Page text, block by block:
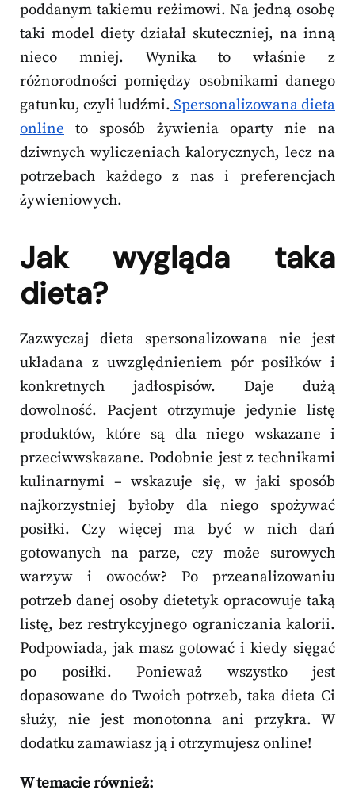
poddanym takiemu reżimowi. Na jedną osobę
taki model diety działał skuteczniej, na inną
nieco mniej. Wynika to właśnie z
różnorodności pomiędzy osobnikami danego
gatunku, czyli ludźmi. Spersonalizowana dieta
online to sposób żywienia oparty nie na
dziwnych wyliczeniach kalorycznych, lecz na
potrzebach każdego z nas i preferencjach
żywieniowych.
Jak wygląda taka
dieta?
Zazwyczaj dieta spersonalizowana nie jest
układana z uwzględnieniem pór posiłków i
konkretnych jadłospisów. Daje dużą
dowolność. Pacjent otrzymuje jedynie listę
produktów, które są dla niego wskazane i
przeciwwskazane. Podobnie jest z technikami
kulinarnymi – wskazuje się, w jaki sposób
najkorzystniej byłoby dla niego spożywać
posiłki. Czy więcej ma być w nich dań
gotowanych na parze, czy może surowych
warzyw i owoców? Po przeanalizowaniu
potrzeb danej osoby dietetyk opracowuje taką
listę, bez restrykcyjnego ograniczania kalorii.
Podpowiada, jak masz gotować i kiedy sięgać
po posiłki. Ponieważ wszystko jest
dopasowane do Twoich potrzeb, taka dieta Ci
służy, nie jest monotonna ani przykra. W
dodatku zamawiasz ją i otrzymujesz online!
W temacie również: